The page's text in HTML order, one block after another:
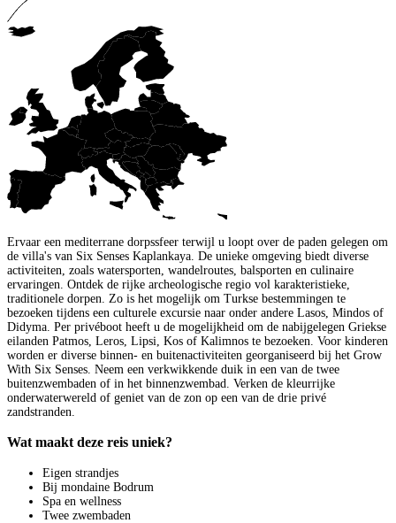
Ervaar een mediterrane dorpssfeer terwijl u loopt over de paden gelegen om
de villa's van Six Senses Kaplankaya. De unieke omgeving biedt diverse
activiteiten, zoals watersporten, wandelroutes, balsporten en culinaire
ervaringen. Ontdek de rijke archeologische regio vol karakteristieke,
traditionele dorpen. Zo is het mogelijk om Turkse bestemmingen te
bezoeken tijdens een culturele excursie naar onder andere Lasos, Mindos of
Didyma. Per privéboot heeft u de mogelijkheid om de nabijgelegen Griekse
eilanden Patmos, Leros, Lipsi, Kos of Kalimnos te bezoeken. Voor kinderen
worden er diverse binnen- en buitenactiviteiten georganiseerd bij het Grow
With Six Senses. Neem een verkwikkende duik in een van de twee
buitenzwembaden of in het binnenzwembad. Verken de kleurrijke
onderwaterwereld of geniet van de zon op een van de drie privé
zandstranden.
Wat maakt deze reis uniek?
Eigen strandjes
Bij mondaine Bodrum
Spa en wellness
Twee zwembaden